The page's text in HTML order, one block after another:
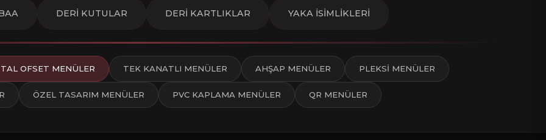
DERİ KUTULAR DERİ KARTLIKLAR YAKA İSİMLİKLERİ
OFSET MENÜLER TEK KANATLI MENÜLER AHŞAP MENÜLER PLEKSİ MENÜLER
ÖZEL TASARIM MENÜLER PVC KAPLAMA MENÜLER QR MENÜLER